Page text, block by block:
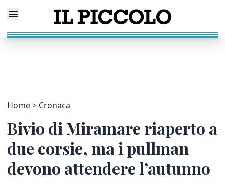
Home Cronaca
Bivio di Miramare riaperto a
due corsie, ma i pullman
devono attendere l’autunno